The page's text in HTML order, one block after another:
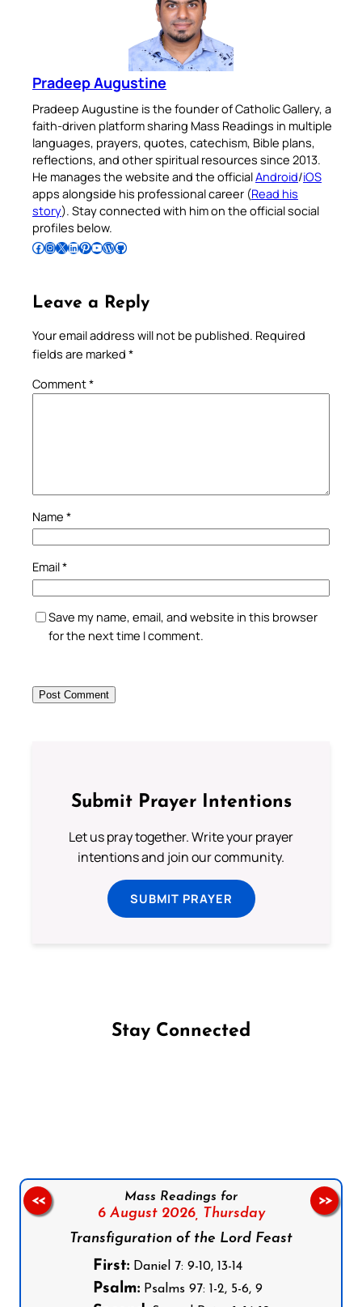
Pradeep Augustine
Pradeep Augustine is the founder of Catholic Gallery, a
faith-driven platform sharing Mass Readings in multiple
languages, prayers, quotes, catechism, Bible plans,
reflections, and other spiritual resources since 2013.
He manages the website and the officialAndroid/iOS
apps alongside his professional career (Read his
story). Stay connected with him on the official social
profiles below.
Follow Pradeep on Facebook Follow Pradeep on InstagramFollow Pradeep on X Follow Pradeep on LinkedIn Follow Pradeep on Pinterest Subscribe to Pradeep’s Youtube Channel Follow Pradeep on WordPress Follow Pradeep on GitHub
Leave a Reply
Your email address will not be published. Required
fields are marked *
Comment*
Name *
Email*
Save my name, email, and website in this browser
for the next time I comment.
Submit Prayer Intentions
Let us pray together. Write your prayer
intentions and join our community.
SUBMIT PRAYER
Stay Connected
Mass Readings for
6 August 2026, Thursday
Transfiguration of the Lord Feast
First:Daniel 7: 9-10, 13-14
Psalm:Psalms 97: 1-2, 5-6, 9
<< >>